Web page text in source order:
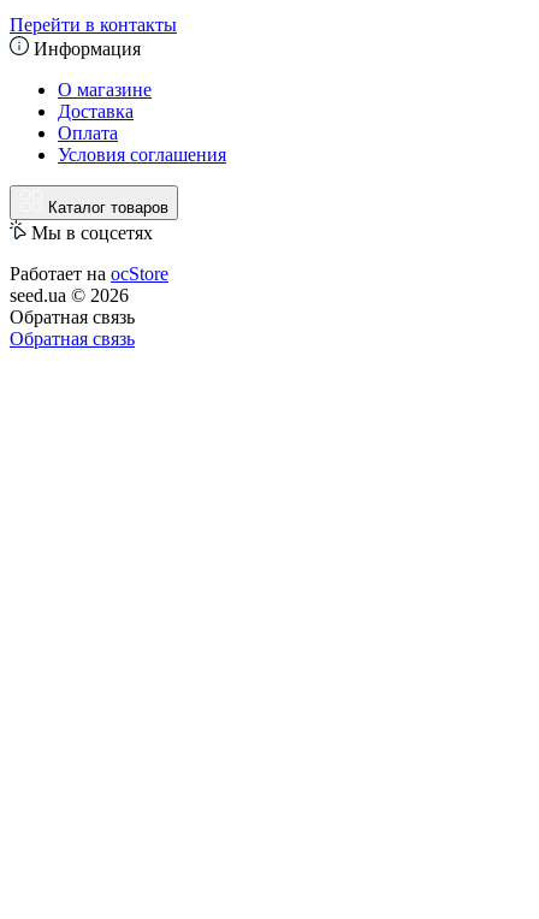
Перейти в контакты
Информация
О магазине
Доставка
Оплата
Условия соглашения
Каталог товаров
Мы в соцсетях
Работает на ocStore
seed.ua © 2026
Обратная связь
Обратная связь